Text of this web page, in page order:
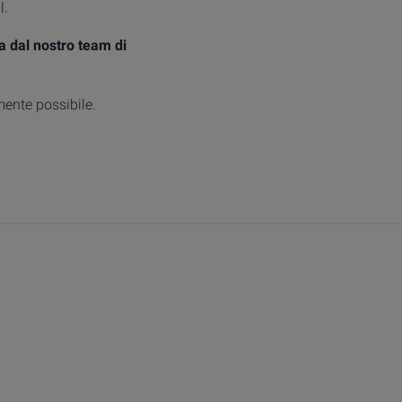
dal nostro team di
possibile.